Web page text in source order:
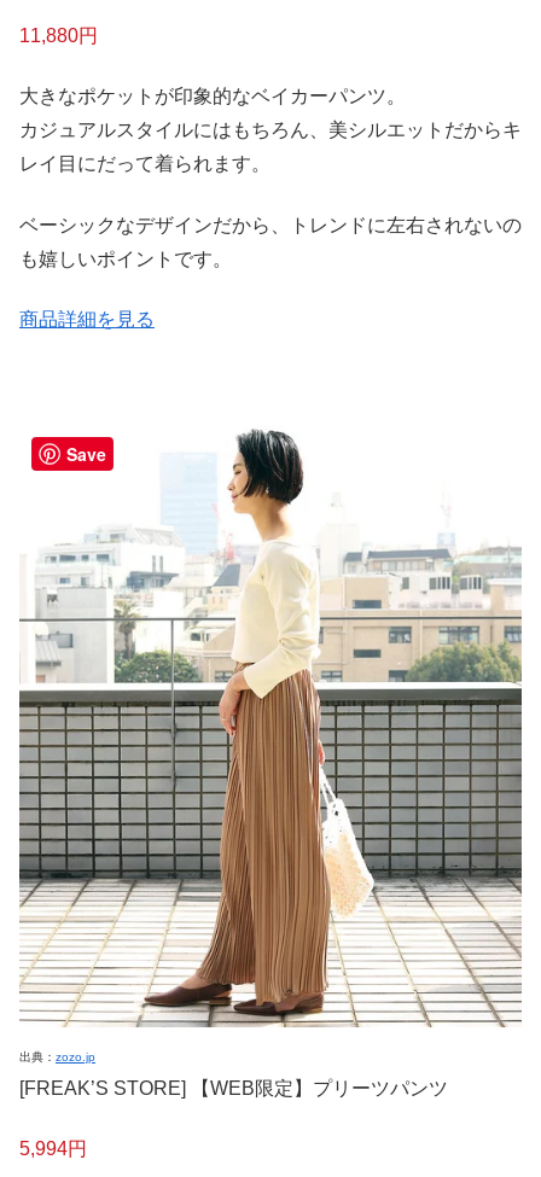
11,880円
大きなポケットが印象的なベイカーパンツ。
カジュアルスタイルにはもちろん、美シルエットだからキ
レイ目にだって着られます。
ベーシックなデザインだから、トレンドに左右されないの
も嬉しいポイントです。
商品詳細を見る
出典： zozo.jp
[FREAK’S STORE] 【WEB限定】プリーツパンツ
5,994円
Save